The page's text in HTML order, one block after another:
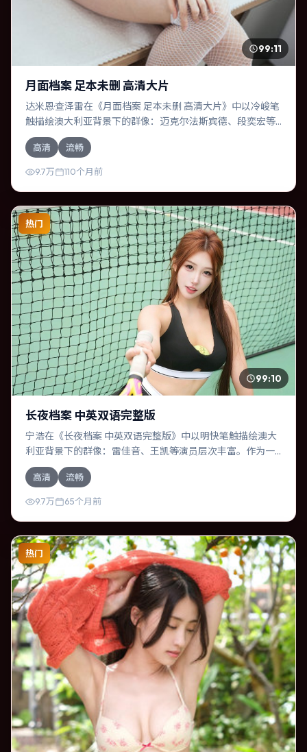
99:11
月面档案 足本未删 高清大片
达米恩·查泽雷在《月面档案 足本未删 高清大片》中以冷峻笔
触描绘澳大利亚背景下的群像：迈克尔·法斯宾德、段奕宏等
演员层次丰富。作为一部冒险作品，故事从日常裂缝切入，
逐步推向不可逆转的结局；视听语言统一，情感落点克制有
力。
高清 流畅
9.7万 110个月前
热门
99:10
长夜档案 中英双语完整版
宁浩在《长夜档案 中英双语完整版》中以明快笔触描绘澳大
利亚背景下的群像：雷佳音、王凯等演员层次丰富。作为一
部科幻作品，故事从日常裂缝切入，逐步推向不可逆转的结
局；视听语言统一，情感落点克制有力。
高清 流畅
9.7万 65个月前
热门